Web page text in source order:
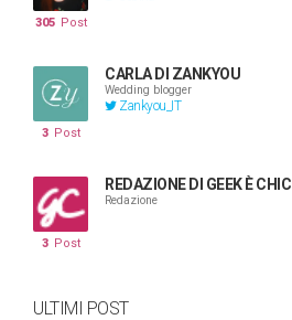
305 Post
CARLA DI ZANKYOU
Wedding blogger
Zankyou_IT
3 Post
REDAZIONE DI GEEK È CHIC
Redazione
3 Post
ULTIMI POST